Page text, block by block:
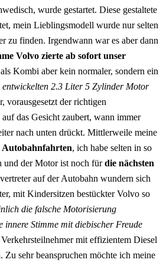
wurde gestartet. Diese gestaltete
mein Lieblingsmodell wurde nur selten
zu finden. Irgendwann war es aber dann
Volvo zierte ab sofort unser
Kombi aber kein normaler, sondern ein
entwickelten 2.3 Liter 5 Zylinder Motor
vorausgesetzt der richtigen
das Gesicht zaubert, wann immer
nach unten drückt. Mittlerweile meine
, ich habe selten in so
und der Motor ist noch fürdie nächsten
auf der Autobahn wundern sich
mit Kindersitzen bestückter Volvo so
die falsche Motorisierung
innere Stimme mit diebischer Freude
Verkehrsteilnehmer mit effizientem Diesel
Zu sehr beanspruchen möchte ich meine